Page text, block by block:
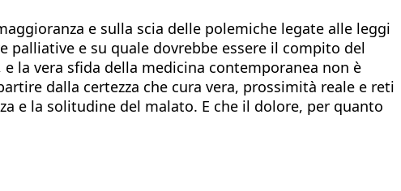
e sulla scia delle polemiche legate alle leggi
e su quale dovrebbe essere il compito del
e la vera sfida della medicina contemporanea non è
dalla certezza che cura vera, prossimità reale e reti
e la solitudine del malato. E che il dolore, per quanto